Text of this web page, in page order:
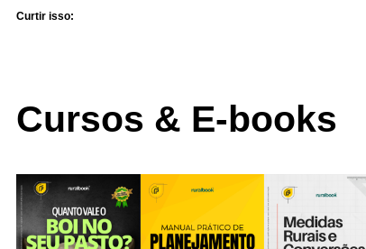
Curtir isso:
Cursos & E-books